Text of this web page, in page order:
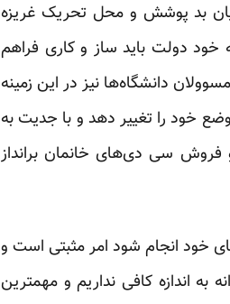
بد پوشش و محل تحریک غریزه
خود دولت باید ساز و کاری فراهم
دانشگاه‌ها نیز در این زمینه
خود را تغییر دهد و با جدیت به
سی دی‌های خانمان برانداز
خود انجام شود امر مثبتی است و
اندازه کافی نداریم و مهمترین